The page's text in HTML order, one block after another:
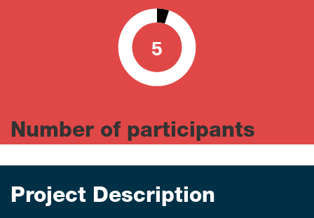
5
0 100
Number of participants
Project Description